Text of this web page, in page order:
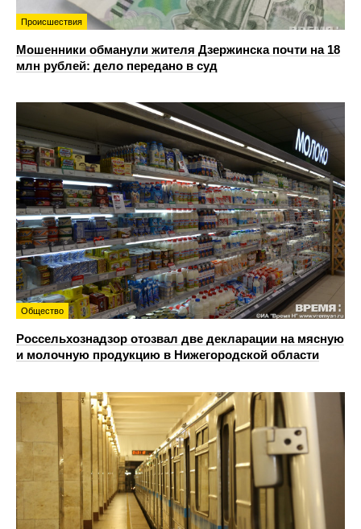
Происшествия
Мошенники обманули жителя Дзержинска почти на 18
млн рублей: дело передано в суд
Общество
Россельхознадзор отозвал две декларации на мясную
и молочную продукцию в Нижегородской области